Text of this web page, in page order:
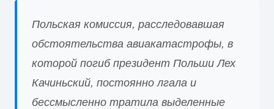
Польская комиссия, расследовавшая
обстоятельства авиакатастрофы, в
которой погиб президент Польши Лех
Качиньский, постоянно лгала и
бессмысленно тратила выделенные